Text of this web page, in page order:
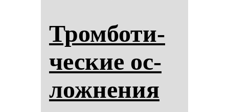
Тром­бо­ти­
чес­кие ос­
лож­не­ния